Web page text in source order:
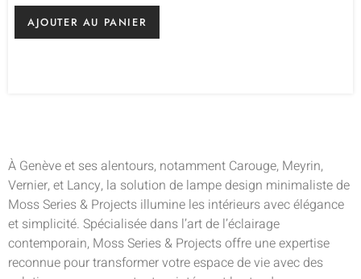
AJOUTER AU PANIER
À Genève et ses alentours, notamment Carouge, Meyrin,
Vernier, et Lancy, la solution de lampe design minimaliste de
Moss Series & Projects illumine les intérieurs avec élégance
et simplicité. Spécialisée dans l’art de l’éclairage
contemporain, Moss Series & Projects offre une expertise
reconnue pour transformer votre espace de vie avec des